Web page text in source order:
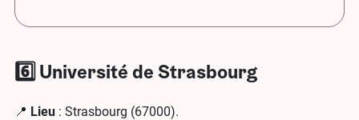
6️⃣ Université de Strasbourg
📍 Lieu : Strasbourg (67000).